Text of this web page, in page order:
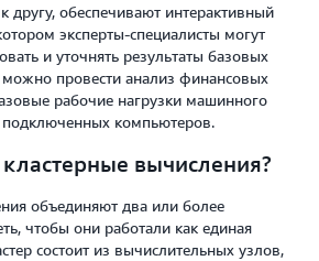
другу, обеспечивают интерактивный
эксперты-специалисты могут
и уточнять результаты базовых
провести анализ финансовых
рабочие нагрузки машинного
подключенных компьютеров.
вычисления?
объединяют два или более
чтобы они работали как единая
состоит из вычислительных узлов,